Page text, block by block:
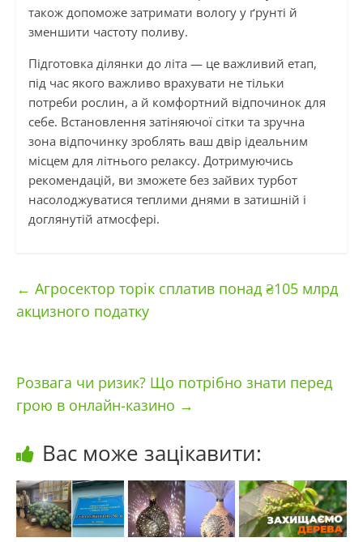
також допоможе затримати вологу у ґрунті й
зменшити частоту поливу.
Підготовка ділянки до літа — це важливий етап,
під час якого важливо врахувати не тільки
потреби рослин, а й комфортний відпочинок для
себе. Встановлення затіняючої сітки та зручна
зона відпочинку зроблять ваш двір ідеальним
місцем для літнього релаксу. Дотримуючись
рекомендацій, ви зможете без зайвих турбот
насолоджуватися теплими днями в затишній і
доглянутій атмосфері.
← Агросектор торік сплатив понад ₴105 млрд
акцизного податку
Розвага чи ризик? Що потрібно знати перед
грою в онлайн-казино →
Вас може зацікавити: